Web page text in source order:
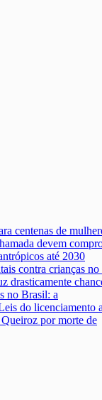
centenas de
devem
até 2030
contra crianças no
drasticamente
no Brasil: a
do licenciamento
por morte de